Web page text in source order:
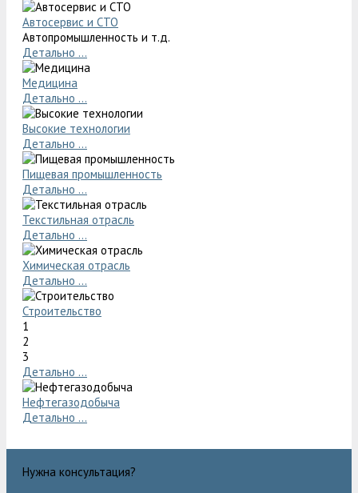
Автосервис и СТО
Автопромышленность и т.д.
Детально ...
Медицина
Детально ...
Высокие технологии
Детально ...
Пищевая промышленность
Детально ...
Текстильная отрасль
Детально ...
Химическая отрасль
Детально ...
Строительство
1
2
3
Детально ...
Нефтегазодобыча
Детально ...
Нужна консультация?